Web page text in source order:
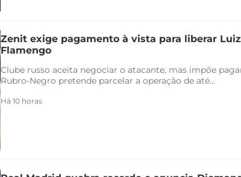
Zenit exige pagamento à vista para liberar
Flamengo
Clube russo aceita negociar o atacante, mas impõe
Rubro-Negro pretende parcelar a operação de até...
Há 10 horas